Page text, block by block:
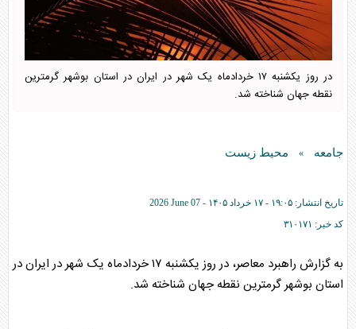
در روز یکشنبه ۱۷ خردادماه یک شهر در ایران در استان بوشهر گرمترین
نقطه جهان شناخته شد.
جامعه » محیط زیست
تاریخ انتشار: ۱۹:۰۵ - ۱۷ خرداد ۱۴۰۵ -
2026 June 07
کد خبر: ۳۱۰۱۷۱
به گزارش راهبرد معاصر، در روز یکشنبه ۱۷ خردادماه یک شهر در ایران در
استان بوشهر گرمترین نقطه جهان شناخته شد.